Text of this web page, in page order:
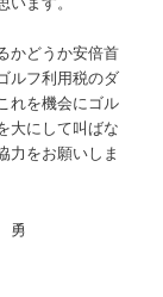
かどうか安倍首
ルフ利用税のダ
れを機会にゴル
大にして叫ばな
力をお願いしま
勇